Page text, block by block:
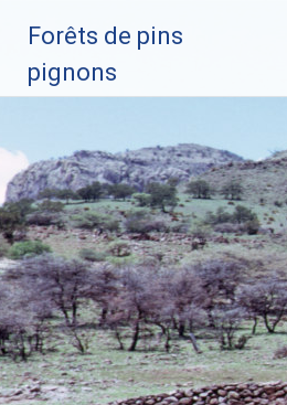
Forêts de pins
pignons